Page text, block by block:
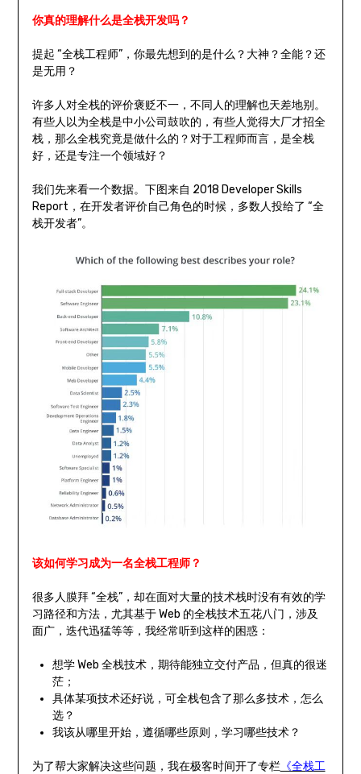
你真的理解什么是全栈开发吗？
提起 “全栈工程师”，你最先想到的是什么？大神？全能？还
是无用？
许多人对全栈的评价褒贬不一，不同人的理解也天差地别。
有些人以为全栈是中小公司鼓吹的，有些人觉得大厂才招全
栈，那么全栈究竟是做什么的？对于工程师而言，是全栈
好，还是专注一个领域好？
我们先来看一个数据。下图来自 2018 Developer Skills
Report，在开发者评价自己角色的时候，多数人投给了 “全
栈开发者”。
该如何学习成为一名全栈工程师？
很多人膜拜 “全栈”，却在面对大量的技术栈时没有有效的学
习路径和方法，尤其基于 Web 的全栈技术五花八门，涉及
面广，迭代迅猛等等，我经常听到这样的困惑：
想学 Web 全栈技术，期待能独立交付产品，但真的很迷
茫；
具体某项技术还好说，可全栈包含了那么多技术，怎么
选？
我该从哪里开始，遵循哪些原则，学习哪些技术？
为了帮大家解决这些问题，我在极客时间开了专栏《全栈工